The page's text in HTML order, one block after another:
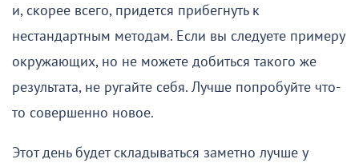
и, скорее всего, придется прибегнуть к
нестандартным методам. Если вы следуете примеру
окружающих, но не можете добиться такого же
результата, не ругайте себя. Лучше попробуйте что-
то совершенно новое.
Этот день будет складываться заметно лучше у